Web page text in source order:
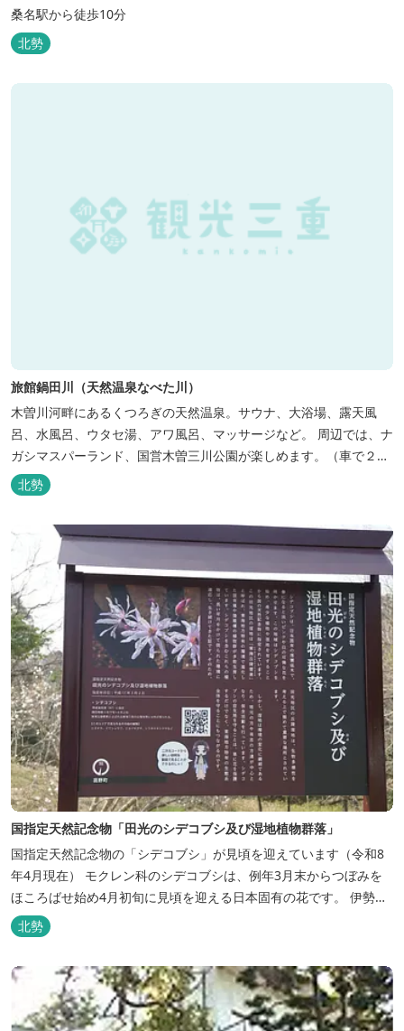
桑名駅から徒歩10分
北勢
旅館鍋田川（天然温泉なべた川）
木曽川河畔にあるくつろぎの天然温泉。サウナ、大浴場、露天風
呂、水風呂、ウタセ湯、アワ風呂、マッサージなど。 周辺では、ナ
ガシマスパーランド、国営木曽三川公園が楽しめます。（車で２０
分）
北勢
国指定天然記念物「田光のシデコブシ及び湿地植物群落」
国指定天然記念物の「シデコブシ」が見頃を迎えています（令和8
年4月現在） モクレン科のシデコブシは、例年3月末からつぼみを
ほころばせ始め4月初旬に見頃を迎える日本固有の花です。 伊勢湾
周辺の狭い範囲に自生するシデコブシは、三重県内ではいなべ市、
菰野町、四日市市などの北勢地方に見られ これらの自生地は日本に
おけるシデコブシ天然分布の西の端にあたります。 約500万年前に
存在して...
北勢